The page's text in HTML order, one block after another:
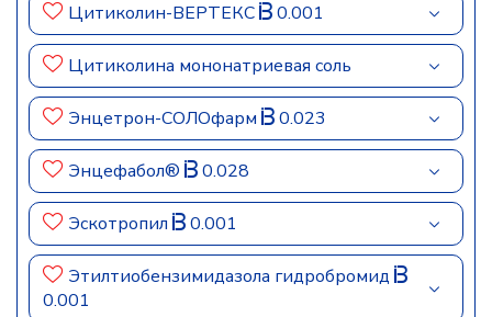
Цитиколин-ВЕРТЕКС 0.001
Цитиколина мононатриевая соль
Энцетрон-СОЛОфарм 0.023
Энцефабол® 0.028
Эскотропил 0.001
Этилтиобензимидазола гидробромид
0.001